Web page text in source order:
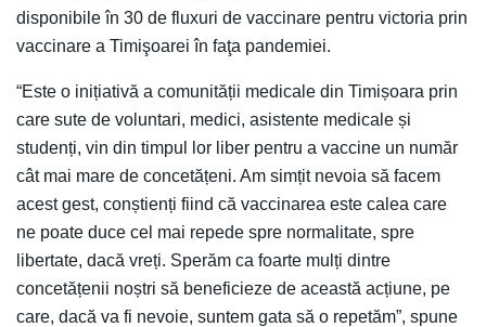
disponibile în 30 de fluxuri de vaccinare pentru victoria prin
vaccinare a Timişoarei în faţa pandemiei.
“Este o inițiativă a comunității medicale din Timișoara prin
care sute de voluntari, medici, asistente medicale și
studenți, vin din timpul lor liber pentru a vaccine un număr
cât mai mare de concetățeni. Am simțit nevoia să facem
acest gest, conștienți fiind că vaccinarea este calea care
ne poate duce cel mai repede spre normalitate, spre
libertate, dacă vreți. Sperăm ca foarte mulți dintre
concetățenii noștri să beneficieze de această acțiune, pe
care, dacă va fi nevoie, suntem gata să o repetăm”, spune